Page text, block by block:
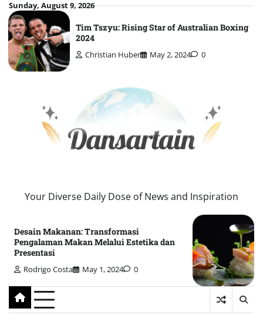
Skip
to
content
Sunday, August 9, 2026
Tim Tszyu: Rising Star of Australian Boxing
2024
Christian Huber May 2, 2024 0
Your Diverse Daily Dose of News and Inspiration
Desain Makanan: Transformasi
Pengalaman Makan Melalui Estetika dan
Presentasi
Rodrigo Costa May 1, 2024 0